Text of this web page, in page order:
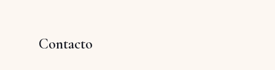
Contacto